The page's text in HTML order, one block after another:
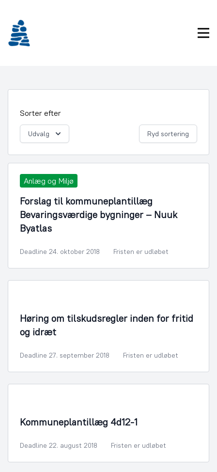
indhold
Sorter efter
Udvalg Ryd sortering
Anlæg og Miljø
Forslag til kommuneplantillæg
Bevaringsværdige bygninger – Nuuk
Byatlas
Deadline 24. oktober 2018 Fristen er udløbet
Høring om tilskudsregler inden for fritid
og idræt
Deadline 27. september 2018 Fristen er udløbet
Kommuneplantillæg 4d12-1
Deadline 22. august 2018 Fristen er udløbet